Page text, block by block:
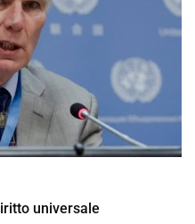
universale